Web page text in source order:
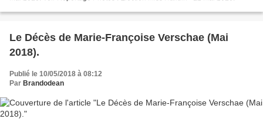
Le Décès de Marie-Françoise Verschae (Mai
2018).
Publié le 10/05/2018 à 08:12
Par Brandodean